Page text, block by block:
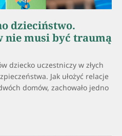
dzieciństwo.
nie musi być traumą
dziecko uczestniczy w złych
Jak ułożyć relacje
domów, zachowało jedno